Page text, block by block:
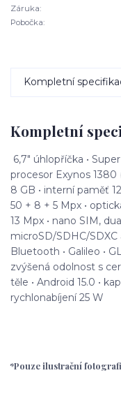
Záruka:
Pobočka:
Kompletní
Kompletní
6,7" úhlopříčka •
procesor Exynos 1380
8 GB • interní paměť
50 + 8 + 5 Mpx •
13 Mpx • nano SIM,
microSD/SDHC/SDXC
Bluetooth • Galileo •
zvýšená odolnost s
těle • Android 15.0 •
rychlonabíjení 25 W
*Pouze ilustrační